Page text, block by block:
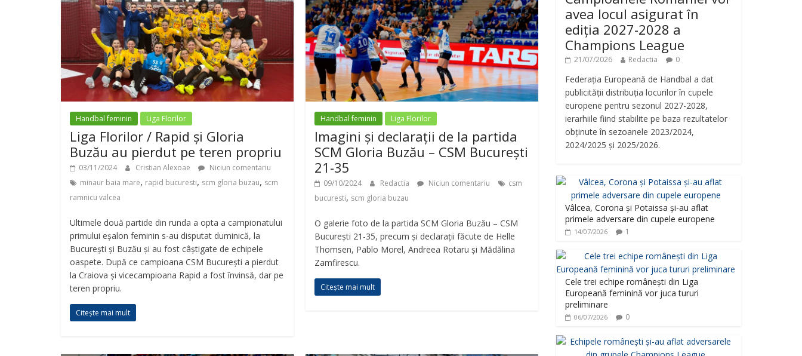
Handbal feminin Liga Florilor
Liga Florilor / Rapid și Gloria
Buzău au pierdut pe teren propriu
03/11/2024 Cristian Alexoae
Niciun comentariu
minaur baia mare, rapid bucuresti, scm gloria buzau, scm
ramnicu valcea
Ultimele două partide din runda a opta a campionatului
primului eșalon feminin s-au disputat duminică, la
București și Buzău și au fost câștigate de echipele
oaspete. După ce campioana CSM București a pierdut
la Craiova și vicecampioana Rapid a fost învinsă, dar pe
teren propriu.
Citește mai mult
Handbal feminin Liga Florilor
Imagini și declarații de la partida
SCM Gloria Buzău – CSM București
21-35
09/10/2024 Redactia Niciun comentariu
csm
bucuresti, scm gloria buzau
O galerie foto de la partida SCM Gloria Buzău – CSM
București 21-35, precum și declarații făcute de Helle
Thomsen, Pablo Morel, Andreea Rotaru și Mădălina
Zamfirescu.
Citește mai mult
avea locul asigurat în
ediția 2027-2028 a
Champions League
21/07/2026 Redactia 0
Federația Europeană de Handbal a dat
publicității distribuția locurilor în cupele
europene pentru sezonul 2027-2028,
ierarhiile fiind stabilite pe baza rezultatelor
obținute în sezoanele 2023/2024,
2024/2025 și 2025/2026.
Vâlcea, Corona și Potaissa și-au aflat
primele adversare din cupele europene
14/07/2026 1
Cele trei echipe românești din Liga
Europeană feminină vor juca tururi
preliminare
06/07/2026 0